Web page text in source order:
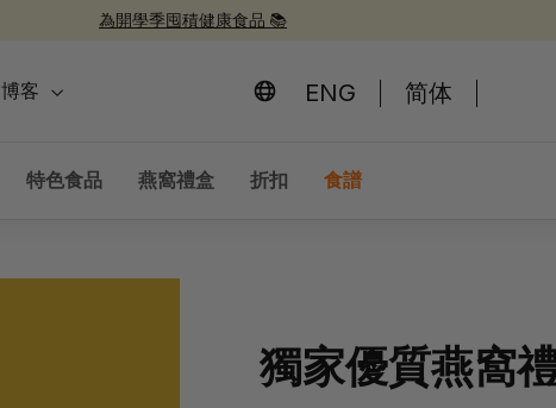
為開學季囤積健康食品 📚
博客 ENG 简体
特色食品 燕窩禮盒 折扣 食譜
獨家優質燕窩